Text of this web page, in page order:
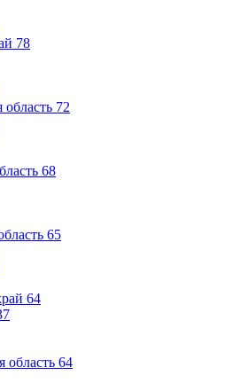
78
область 72
68
65
64
область 64